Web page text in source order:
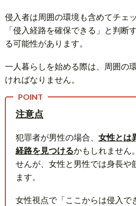
侵入者は周囲の環境も含めてチェ
「侵入経路を確保できる」と判断
る可能性があります。
一人暮らしを始める際は、周囲の
ければなりません。
注意点
犯罪者が男性の場合、 女性とは
経路を見つけるかもしれません
せんが、女性と男性では身長や
ます。
女性視点で「ここからは侵入で